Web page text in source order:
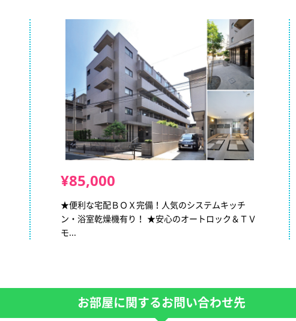
¥85,000
★便利な宅配ＢＯＸ完備！人気のシステムキッチ
ン・浴室乾燥機有り！ ★安心のオートロック＆ＴＶ
モ...
お部屋に関するお問い合わせ先